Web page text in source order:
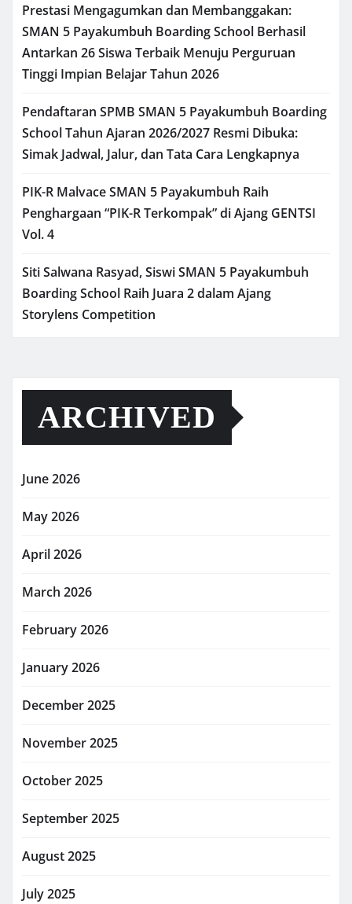
Prestasi Mengagumkan dan Membanggakan:
SMAN 5 Payakumbuh Boarding School Berhasil
Antarkan 26 Siswa Terbaik Menuju Perguruan
Tinggi Impian Belajar Tahun 2026
Pendaftaran SPMB SMAN 5 Payakumbuh Boarding
School Tahun Ajaran 2026/2027 Resmi Dibuka:
Simak Jadwal, Jalur, dan Tata Cara Lengkapnya
PIK-R Malvace SMAN 5 Payakumbuh Raih
Penghargaan “PIK-R Terkompak” di Ajang GENTSI
Vol. 4
Siti Salwana Rasyad, Siswi SMAN 5 Payakumbuh
Boarding School Raih Juara 2 dalam Ajang
Storylens Competition
ARCHIVED
June 2026
May 2026
April 2026
March 2026
February 2026
January 2026
December 2025
November 2025
October 2025
September 2025
August 2025
July 2025